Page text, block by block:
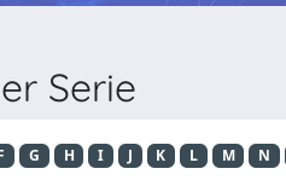
Serie
G H I J K L M N